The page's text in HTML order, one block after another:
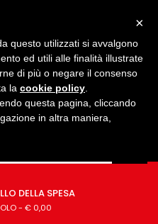
DELLA SPESA
- € 0,00
×
questo utilizzati si avvalgono
ed utili alle finalità illustrate
di più o negare il consenso
la cookie policy
questa pagina, cliccando
in altra maniera,